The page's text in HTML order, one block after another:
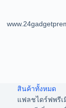
สินค้าทั้งหมด
แฟลชไดร์ฟพรีเ